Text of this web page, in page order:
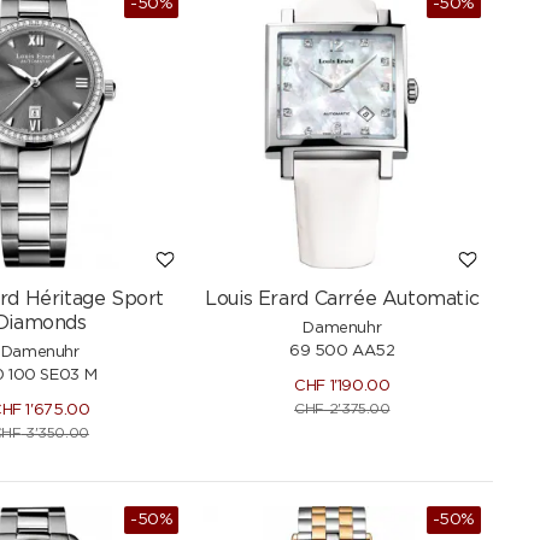
-50%
Héritage Sport
Damenuhr
100 SE03 M
1'675.00
3'350.00
NEU
-50%
Louis Erard Carrée Automatic
Damenuhr
69 500 AA52
CHF1'190.00
CHF2'375.00
-50% -50%